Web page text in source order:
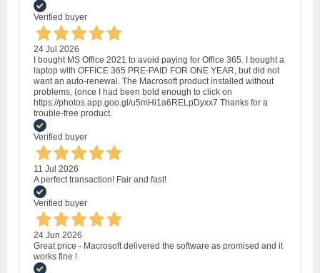
Verified buyer
24 Jul 2026
I bought MS Office 2021 to avoid paying for Office 365. I bought a
laptop with OFFICE 365 PRE-PAID FOR ONE YEAR, but did not
want an auto-renewal. The Macrosoft product installed without
problems, (once I had been bold enough to click on
https://photos.app.goo.gl/u5mHi1a6RELpDyxx7 Thanks for a
trouble-free product.
Verified buyer
11 Jul 2026
A perfect transaction! Fair and fast!
Verified buyer
24 Jun 2026
Great price - Macrosoft delivered the software as promised and it
works fine !